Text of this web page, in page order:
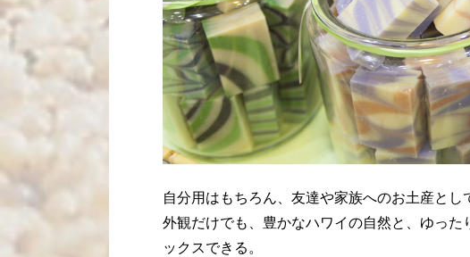
自分用はもちろん、友達や家族へのお土産と
外観だけでも、豊かなハワイの自然と、ゆっ
ックスできる。